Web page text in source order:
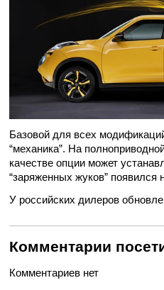
Базовой для всех
“механика”. На
качестве опции может
“заряженных жуков” появился
У российских дилеров
Комментарии
Комментариев нет